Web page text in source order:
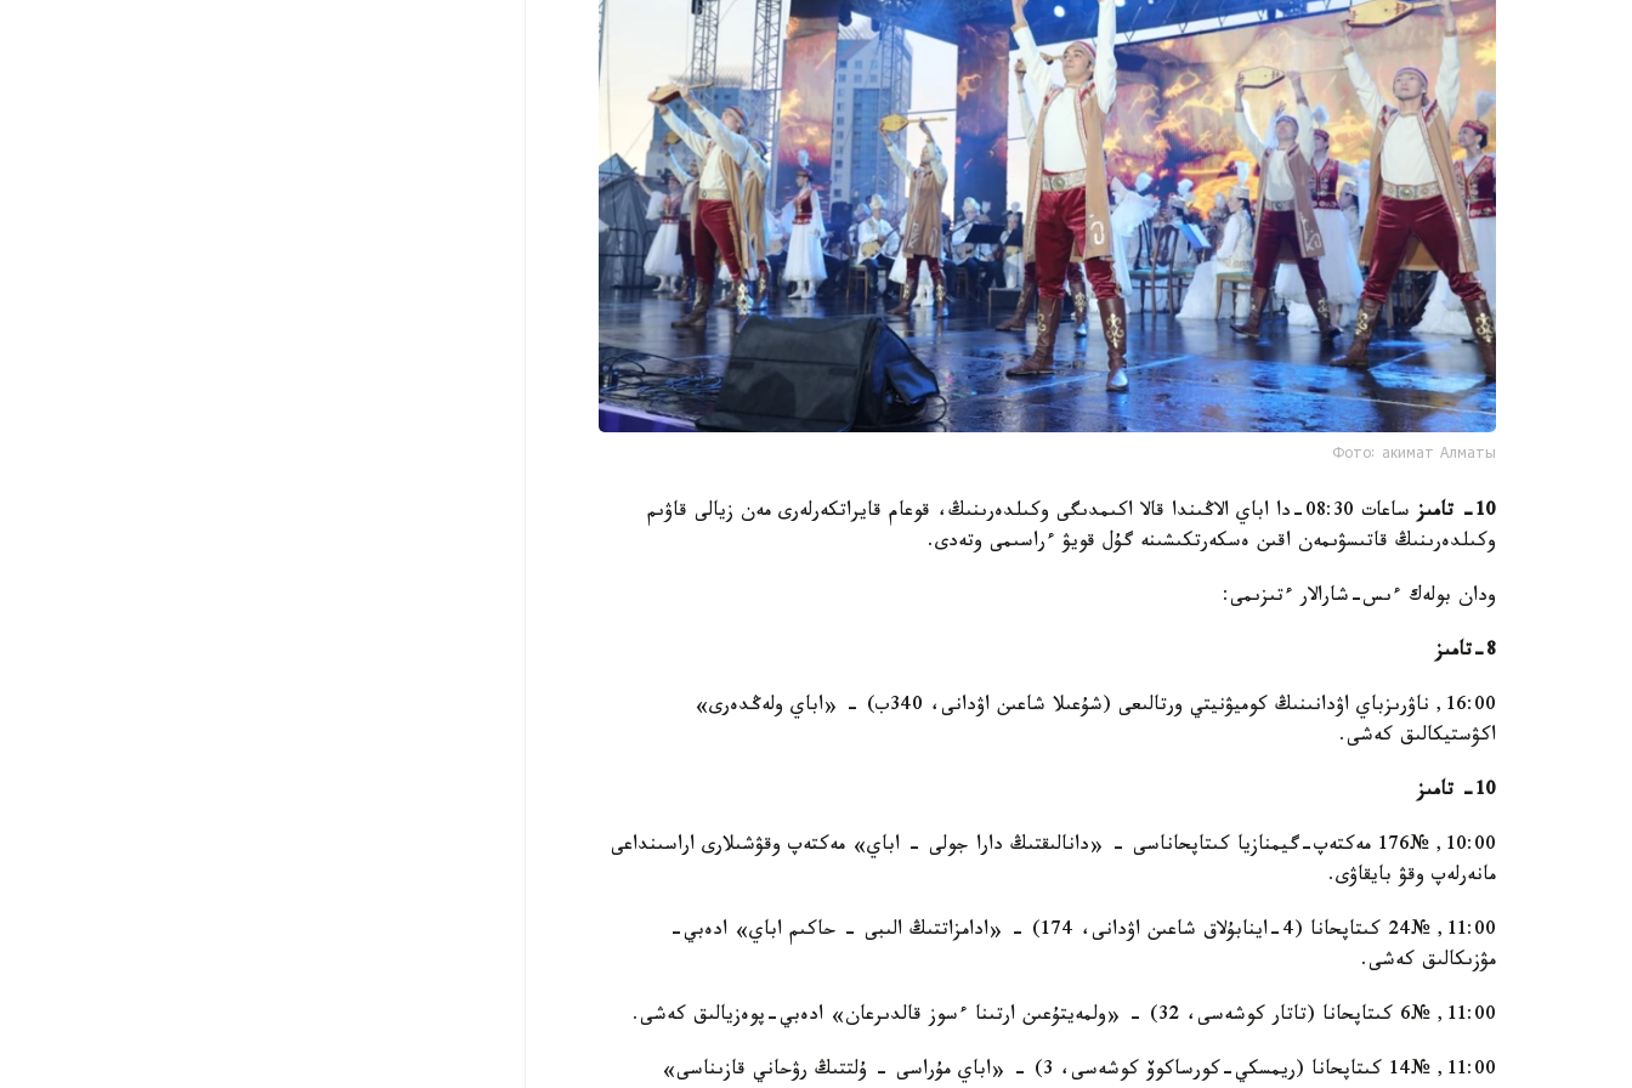
Фото: акимат Алматы
10- تامىز
ساعات 08:30-دا اباي الاڭىندا قالا اكىمدىگى وكىلدەرىنىڭ، قوعام قايراتكەرلەرى مەن زيالى قاۋىم
وكىلدەرىنىڭ قاتىسۋىمەن اقىن ەسكەرتكىشىنە گۇل قويۋ ءراسىمى وتەدى.
ودان بولەك ءىس-شارالار ءتىزىمى:
8-تامىز
16:00, ناۋرىزباي اۋدانىنىڭ كوميۋنيتي ورتالىعى (شۇعىلا شاعىن اۋدانى، 340ب) - «اباي ولەڭدەرى»
اكۋستيكالىق كەشى.
10- تامىز
10:00, №176 مەكتەپ-گيمنازيا كىتاپحاناسى - «دانالىقتىڭ دارا جولى - اباي» مەكتەپ وقۋشىلارى اراسىنداعى
مانەرلەپ وقۋ بايقاۋى.
11:00, №24 كىتاپحانا (4-اينابۇلاق شاعىن اۋدانى، 174) - «ادامزاتتىڭ الىبى - حاكىم اباي» ادەبي-
مۋزىكالىق كەشى.
11:00, №6 كىتاپحانا (تاتار كوشەسى، 32) - «ولمەيتۇعىن ارتىنا ءسوز قالدىرعان» ادەبي-پوەزيالىق كەشى.
11:00, №14 كىتاپحانا (ريمسكي-كورساكوۆ كوشەسى، 3) - «اباي مۇراسى - ۇلتتىڭ رۋحاني قازىناسى»